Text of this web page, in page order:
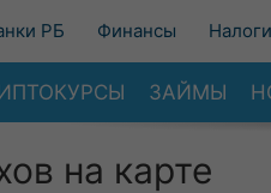
РБ Финансы Налоги
ЗАЙМЫ
на карте